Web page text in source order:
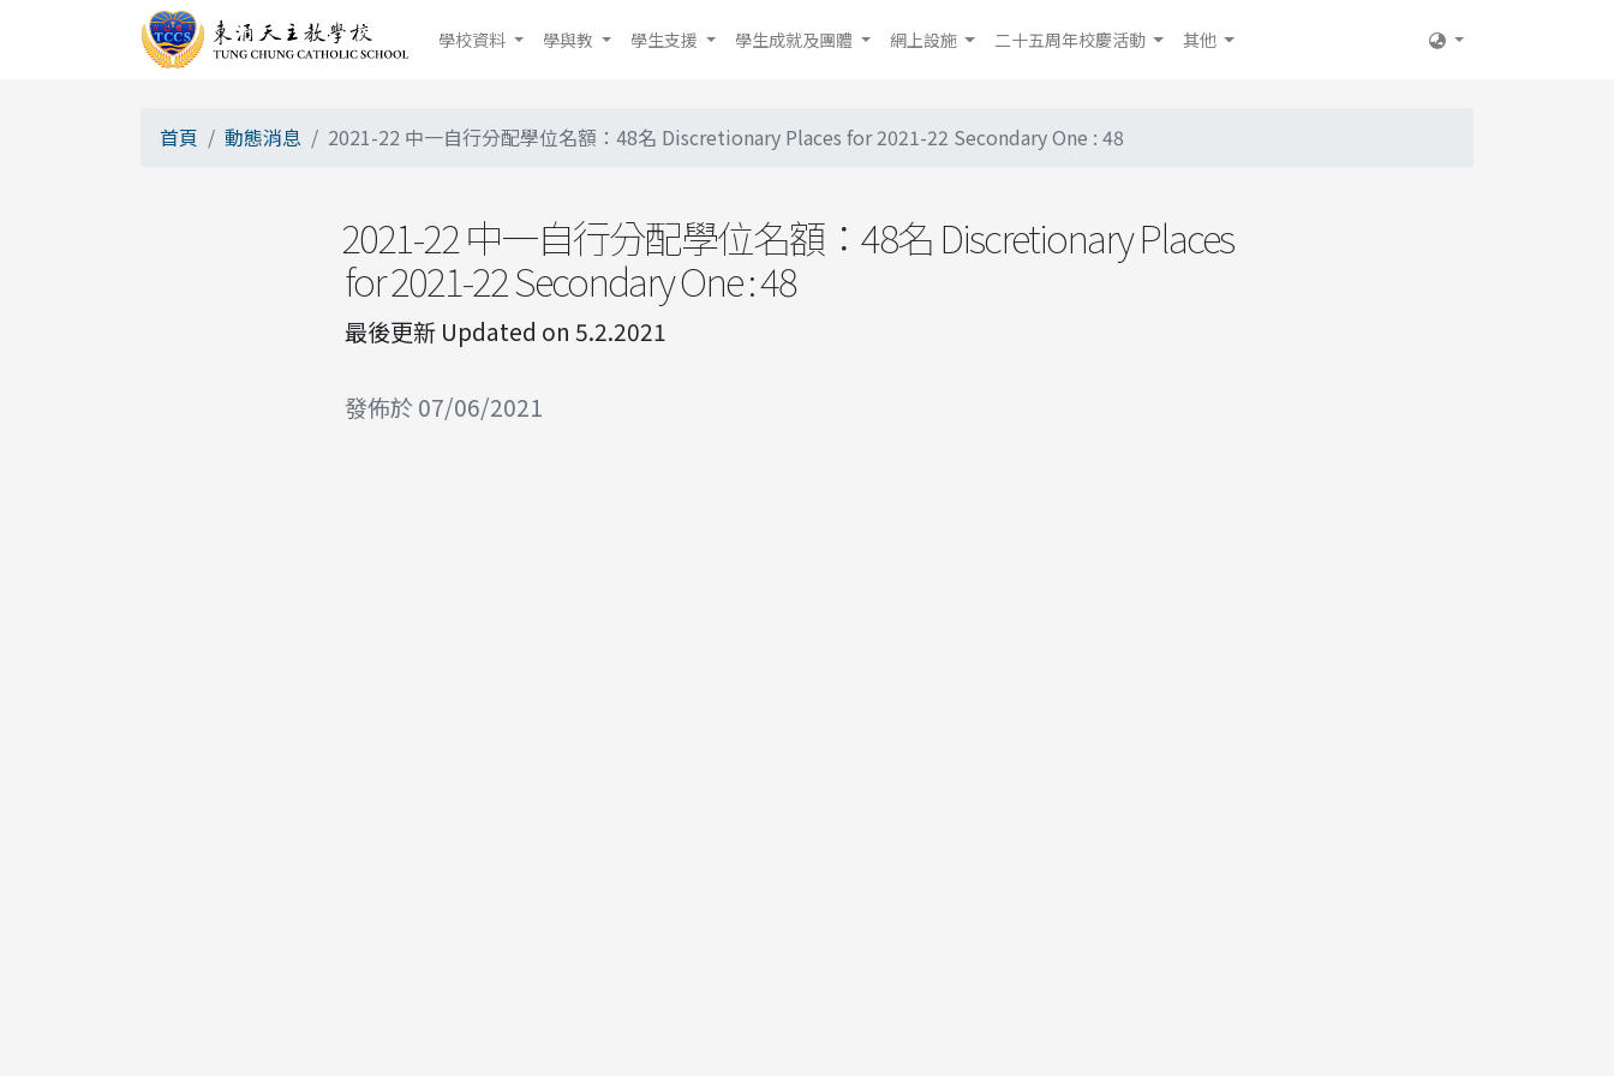
學校資料 學與教 學生支援 學生成就及團體 網上設施 二十五周年校慶活動 其他
首頁 動態消息 2021-22 中一自行分配學位名額：48名 Discretionary Places for 2021-22 Secondary One : 48
2021-22 中一自行分配學位名額：48名 Discretionary Places
for 2021-22 Secondary One : 48
最後更新 Updated on 5.2.2021
發佈於 07/06/2021